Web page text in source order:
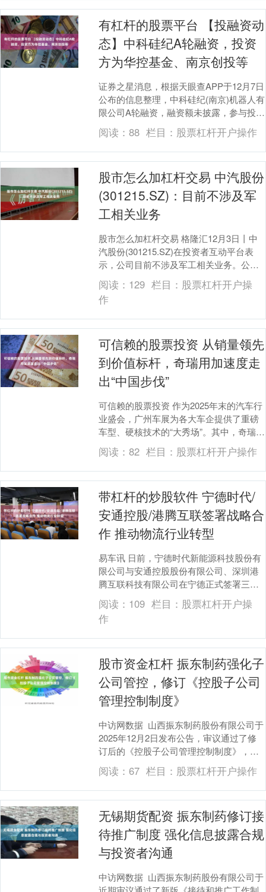
有杠杆的股票平台 【投融资动
态】中科硅纪A轮融资，投资
方为华控基金、南京创投等
证券之星消息，根据天眼查APP于12月7日
公布的信息整理，中科硅纪(南京)机器人有
限公司A轮融资，融资额未披露，参与投资
的机构包括华控基金，南京创投，泰亚投
资，....
阅读：88 栏目： 股票杠杆开户操作
股市怎么加杠杆交易 中汽股份
(301215.SZ)：目前不涉及军
工相关业务
股市怎么加杠杆交易 格隆汇12月3日丨中
汽股份(301215.SZ)在投资者互动平台表
示，公司目前不涉及军工相关业务。公司
主营业务为通过构建汽车场地试验环境和
试....
阅读： 129 栏目： 股票杠杆开户操
作
可信赖的股票投资 从销量领先
到价值标杆，奇瑞用加速度走
出“中国步伐”
可信赖的股票投资 作为2025年末的汽车行
业盛会，广州车展为各大车企提供了重磅
车型、硬核技术的“大秀场”。其中，奇瑞集
团携34款车型及领先技术成果登陆羊城，
并交....
阅读：82 栏目： 股票杠杆开户操作
带杠杆的炒股软件 宁德时代/
安通控股/港腾互联签署战略合
作 推动物流行业转型
易车讯 日前，宁德时代新能源科技股份有
限公司与安通控股股份有限公司、深圳港
腾互联科技有限公司在宁德正式签署三方
战略合作协议，三方拟通过整合各自在电
池技术、物流网....
阅读： 109 栏目： 股票杠杆开户操
作
股市资金杠杆 振东制药强化子
公司管控，修订《控股子公司
管理控制制度》
中访网数据 山西振东制药股份有限公司于
2025年12月2日发布公告，审议通过了修
订后的《控股子公司管理控制制度》，旨
在进一步规范对控股子公司的管理，提升
整体治....
阅读：67 栏目： 股票杠杆开户操作
无锡期货配资 振东制药修订接
待推广制度 强化信息披露合规
与投资者沟通
中访网数据 山西振东制药股份有限公司于